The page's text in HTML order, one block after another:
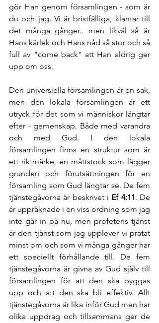
gör Han genom församlingen - som är
du och jag. Vi är bristfälliga, klantar till
det många gånger.. men likväl så är
Hans kärlek och Hans nåd så stor och så
full av "come back" att Han aldrig ger
upp om oss.
Den universiella församlingen är en sak,
men den lokala församlingen är ett
utryck för det som vi människor längtar
efter - gemenskap. Både med varandra
och med Gud. I den lokala
församlingen finns en struktur som är
ett riktmärke, en måttstock som lägger
grunden och förutsättningen för en
församling som Gud längtar se. De fem
tjänstegåvorna är beskrivet i Ef 4:11. De
är uppräknade i en viss ordning som jag
inte går in på nu, men profetens tjänst
är den tjänst som jag upplever vi pratat
minst om och som vi många gånger har
ett speciellt förhållande till. De fem
tjänstegåvorna är givna av Gud själv till
församlingen för att den ska byggas
upp och att den ska bli effektiv. Allt
tjänstegåvorna är lika inför Gud men har
olika uppdrag och tillsammans ger de